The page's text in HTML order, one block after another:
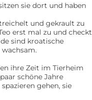
sie dort und haben
und gekrault zu
erst mal zu und checkt
sind kroatische
ihre Zeit im Tierheim
schöne Jahre
gehen, sie